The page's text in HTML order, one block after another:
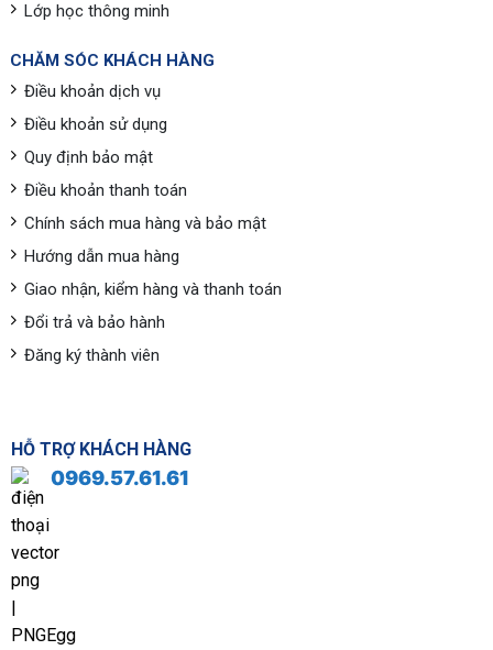
Lớp học thông minh
CHĂM SÓC KHÁCH HÀNG
Điều khoản dịch vụ
Điều khoản sử dụng
Quy định bảo mật
Điều khoản thanh toán
Chính sách mua hàng và bảo mật
Hướng dẫn mua hàng
Giao nhận, kiểm hàng và thanh toán
Đổi trả và bảo hành
Đăng ký thành viên
HỖ TRỢ KHÁCH HÀNG
0969.57.61.61